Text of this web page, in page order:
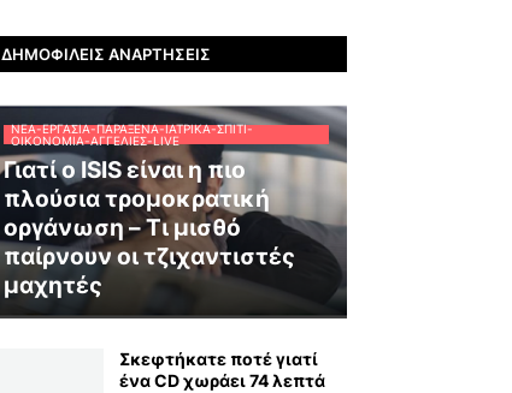
ΔΗΜΟΦΙΛΕΊΣ ΑΝΑΡΤΉΣΕΙΣ
ΝΈΑ-ΕΡΓΑΣΊΑ-ΠΑΡΆΞΕΝΑ-ΙΑΤΡΙΚΆ-ΣΠΊΤΙ-
ΟΙΚΟΝΟΜΊΑ-ΑΓΓΕΛΊΕΣ-LIVE
Γιατί ο ISIS είναι η πιο
πλούσια τρομοκρατική
οργάνωση – Τι μισθό
παίρνουν οι τζιχαντιστές
μαχητές
Σκεφτήκατε ποτέ γιατί
ένα CD χωράει 74 λεπτά